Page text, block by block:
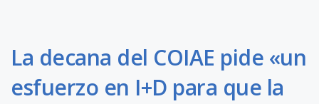
La decana del COIAE pide «un
esfuerzo en I+D para que la